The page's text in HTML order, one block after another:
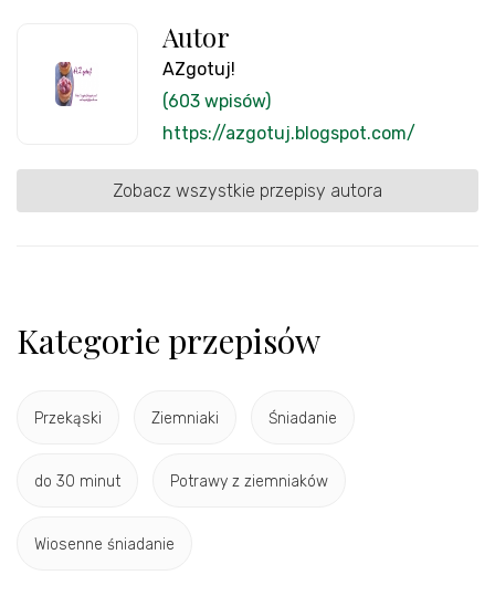
Autor
AZgotuj!
(603 wpisów)
https://azgotuj.blogspot.com/
Zobacz wszystkie przepisy autora
Kategorie przepisów
Przekąski Ziemniaki Śniadanie
do 30 minut Potrawy z ziemniaków
Wiosenne śniadanie